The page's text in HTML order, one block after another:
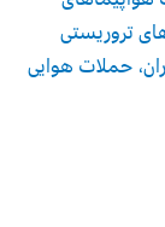
تروریستی
حملات هوایی